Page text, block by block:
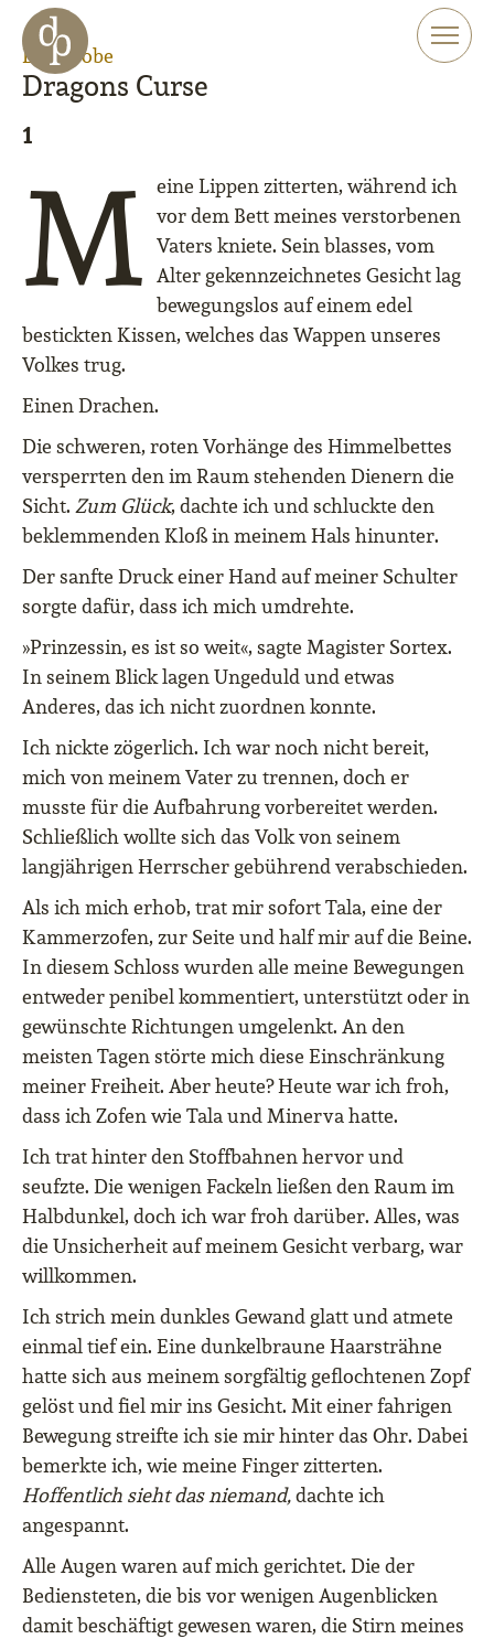
Zum Haupt-Inhalt springen
Zur Navigation springen
Zur Website-Suche springen
Leseprobe
Dragons Curse
1
M eine Lippen zitterten, während ich
vor dem Bett meines verstorbenen
Vaters kniete. Sein blasses, vom
Alter gekennzeichnetes Gesicht lag
bewegungslos auf einem edel
bestickten Kissen, welches das Wappen unseres
Volkes trug.
Einen Drachen.
Die schweren, roten Vorhänge des Himmelbettes
versperrten den im Raum stehenden Dienern die
Sicht. Zum Glück, dachte ich und schluckte den
beklemmenden Kloß in meinem Hals hinunter.
Der sanfte Druck einer Hand auf meiner Schulter
sorgte dafür, dass ich mich umdrehte.
»Prinzessin, es ist so weit«, sagte Magister Sortex.
In seinem Blick lagen Ungeduld und etwas
Anderes, das ich nicht zuordnen konnte.
Ich nickte zögerlich. Ich war noch nicht bereit,
mich von meinem Vater zu trennen, doch er
musste für die Aufbahrung vorbereitet werden.
Schließlich wollte sich das Volk von seinem
langjährigen Herrscher gebührend verabschieden.
Als ich mich erhob, trat mir sofort Tala, eine der
Kammerzofen, zur Seite und half mir auf die Beine.
In diesem Schloss wurden alle meine Bewegungen
entweder penibel kommentiert, unterstützt oder in
gewünschte Richtungen umgelenkt. An den
meisten Tagen störte mich diese Einschränkung
meiner Freiheit. Aber heute? Heute war ich froh,
dass ich Zofen wie Tala und Minerva hatte.
Ich trat hinter den Stoffbahnen hervor und
seufzte. Die wenigen Fackeln ließen den Raum im
Halbdunkel, doch ich war froh darüber. Alles, was
die Unsicherheit auf meinem Gesicht verbarg, war
willkommen.
Ich strich mein dunkles Gewand glatt und atmete
einmal tief ein. Eine dunkelbraune Haarsträhne
hatte sich aus meinem sorgfältig geflochtenen Zopf
gelöst und fiel mir ins Gesicht. Mit einer fahrigen
Bewegung streifte ich sie mir hinter das Ohr. Dabei
bemerkte ich, wie meine Finger zitterten.
Hoffentlich sieht das niemand,dachte ich
angespannt.
Alle Augen waren auf mich gerichtet. Die der
Bediensteten, die bis vor wenigen Augenblicken
damit beschäftigt gewesen waren, die Stirn meines